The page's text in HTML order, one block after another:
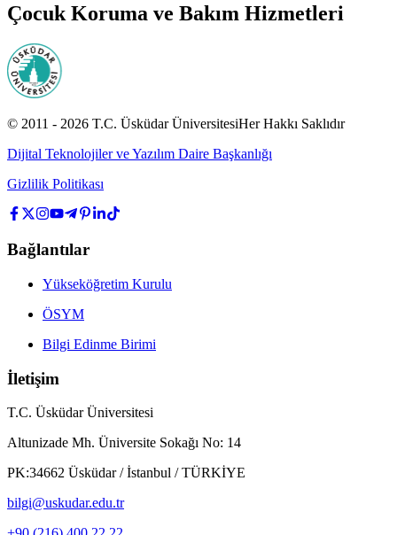
Çocuk Koruma ve Bakım Hizmetleri
© 2011 - 2026 T.C. Üsküdar ÜniversitesiHer Hakkı Saklıdır
Dijital Teknolojiler ve Yazılım Daire Başkanlığı
Gizlilik Politikası
Bağlantılar
Yükseköğretim Kurulu
ÖSYM
Bilgi Edinme Birimi
İletişim
T.C. Üsküdar Üniversitesi
Altunizade Mh. Üniversite Sokağı No: 14
PK:34662 Üsküdar / İstanbul / TÜRKİYE
bilgi@uskudar.edu.tr